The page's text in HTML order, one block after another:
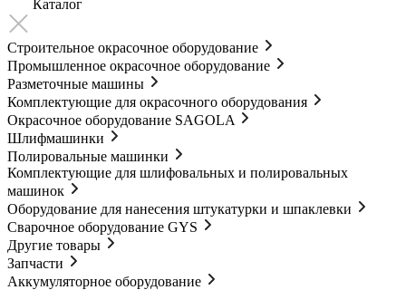
Каталог
Строительное окрасочное оборудование
Промышленное окрасочное оборудование
Разметочные машины
Комплектующие для окрасочного оборудования
Окрасочное оборудование SAGOLA
Шлифмашинки
Полировальные машинки
Комплектующие для шлифовальных и полировальных
машинок
Оборудование для нанесения штукатурки и шпаклевки
Сварочное оборудование GYS
Другие товары
Запчасти
Аккумуляторное оборудование